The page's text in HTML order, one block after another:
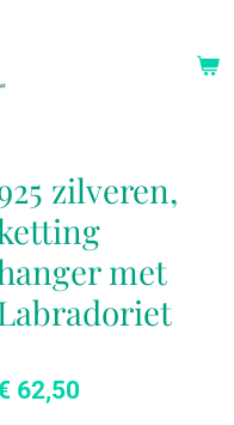
zilveren,
met
62,50